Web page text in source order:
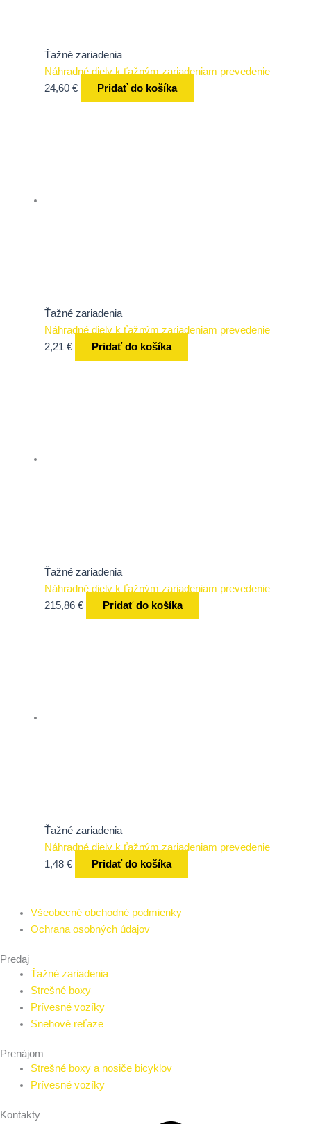
Ťažné zariadenia
Náhradné diely k ťažným zariadeniam prevedenie
24,60 € Pridať do košíka
Ťažné zariadenia
Náhradné diely k ťažným zariadeniam prevedenie
2,21 € Pridať do košíka
Ťažné zariadenia
Náhradné diely k ťažným zariadeniam prevedenie
215,86 € Pridať do košíka
Ťažné zariadenia
Náhradné diely k ťažným zariadeniam prevedenie
1,48 € Pridať do košíka
Všeobecné obchodné podmienky
Ochrana osobných údajov
Predaj
Ťažné zariadenia
Strešné boxy
Prívesné vozíky
Snehové reťaze
Prenájom
Strešné boxy a nosiče bicyklov
Prívesné vozíky
Kontakty